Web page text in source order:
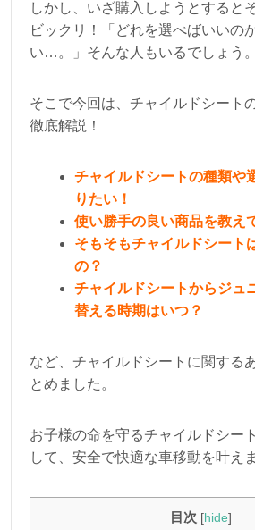
しかし、いざ購入しようとすると
ビックリ！「どれを選べばいいの
い…。」そんな人もいるでしょう。
そこで今回は、チャイルドシート
徹底解説！
チャイルドシートの種類や
りたい！
使い勝手の良い商品を教え
そもそもチャイルドシート
の？
チャイルドシートからジュ
替える時期はいつ？
など、チャイルドシートに関する
とめました。
お子様の命を守るチャイルドシー
して、安全で快適な車移動を叶え
目次 [hide]